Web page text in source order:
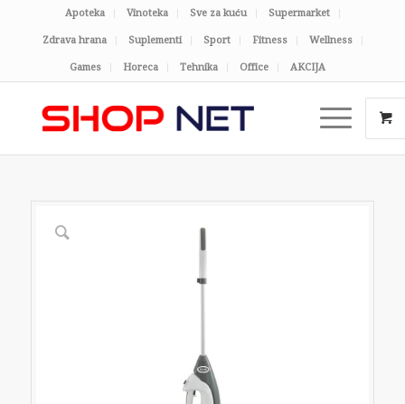
Apoteka Vinoteka Sve za kuću Supermarket
Zdrava hrana Suplementi Sport Fitness Wellness
Games Horeca Tehnika Office AKCIJA